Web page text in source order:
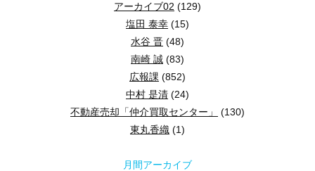
アーカイブ02 (129)
塩田 泰幸 (15)
水谷 晋 (48)
南崎 誠 (83)
広報課 (852)
中村 是清 (24)
不動産売却「仲介買取センター」
(130)
東丸香織 (1)
月間アーカイブ